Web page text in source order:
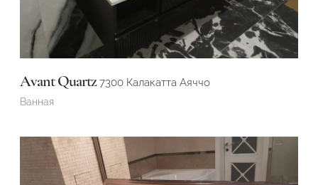
Avant Quartz7300 Калакатта Аяччо
Ванная